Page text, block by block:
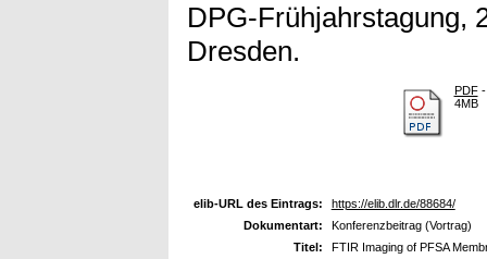
DPG-Frühjahrstagung,
Dresden.
PDF-
4MB
elib-URL des Eintrags:
https://elib.dlr.de/88684/
Dokumentart:
Konferenzbeitrag (Vortrag)
Titel:
FTIR Imaging of PFSA